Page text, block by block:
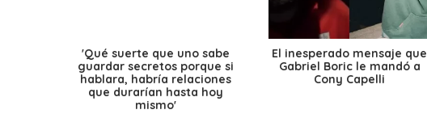
'Qué suerte que uno sabe
guardar secretos porque si
hablara, habría relaciones
que durarían hasta hoy
mismo'
El inesperado mensaje que
Gabriel Boric le mandó a
Cony Capelli